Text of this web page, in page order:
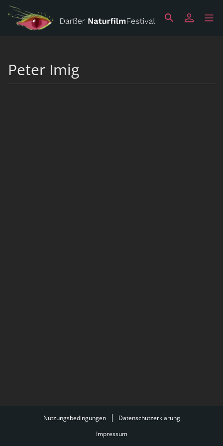
Peter Imig
Nutzungsbedingungen
Datenschutzerklärung
Impressum